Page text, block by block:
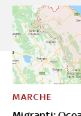
MARCHE